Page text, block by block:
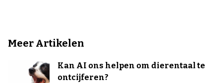
Meer Artikelen
Kan AI ons helpen om dierentaal te
ontcijferen?